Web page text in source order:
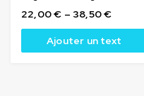
22,00€ – 38,50€
Ajouter un text